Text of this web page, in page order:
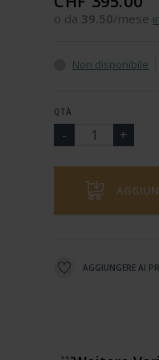
o da 39.50/mese
Non disponibile
QTÀ
AGGIUNGERE AI